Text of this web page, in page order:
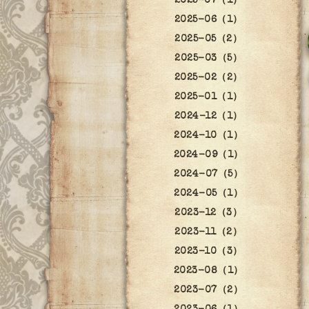
2025-06（1）
2025-05（2）
2025-03（5）
2025-02（2）
2025-01（1）
2024-12（1）
2024-10（1）
2024-09（1）
2024-07（5）
2024-05（1）
2023-12（3）
2023-11（2）
2023-10（3）
2023-08（1）
2023-07（2）